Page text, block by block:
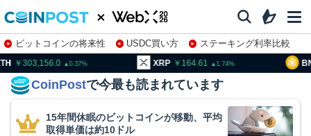
ビットコインの将来性 USDC買い方
ステーキング利率比較
株特集・関連銘柄
0.37 XRP 164.61 1.74 BNB
CoinPostで今最も読まれています
15年間休眠のビットコインが移動、平均
取得単価は約10ドル